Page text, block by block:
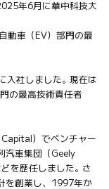
年6月に華中科技大
動車（EV）部門の最
入社しました。現在は
の最高技術責任者
）でベンチャー
汽車集団（Geely
を歴任しました。さ
を創業し、1997年か